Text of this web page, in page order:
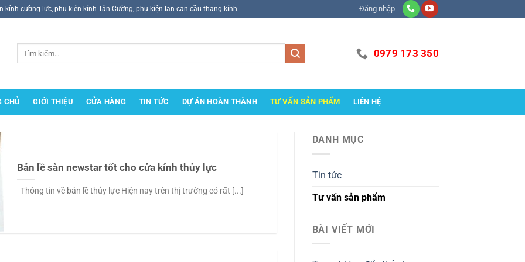
cường lực, phụ kiện kính Tân Cường, phụ kiện lan can cầu thang kính Đăng nhập
0979 173 350
CHỦ GIỚI THIỆU CỬA HÀNG TIN TỨC DỰ ÁN HOÀN THÀNH TƯ VẤN SẢN PHẨM LIÊN HỆ
Bản lề sàn newstar tốt cho cửa kính thủy lực
Thông tin về bản lề thủy lực Hiện nay trên thị trường có rất [...]
DANH MỤC
Tin tức
Tư vấn sản phẩm
BÀI VIẾT MỚI